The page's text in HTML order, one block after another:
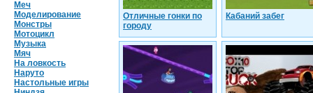
Меч
Моделирование
Монстры
Мотоцикл
Музыка
Мяч
На ловкость
Наруто
Настольные игры
Отличные гонки по
городу
Кабаний забег